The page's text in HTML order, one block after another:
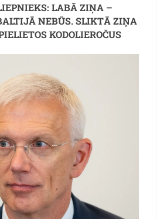
LABĀ ZIŅA –
NEBŪS. SLIKTĀ ZIŅA
KODOLIEROČUS